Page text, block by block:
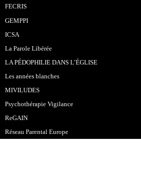
FECRIS
GEMPPI
ICSA
La Parole Libérée
LA PÉDOPHILIE DANS L’ÉGLISE
Les années blanches
MIVILUDES
Psychothérapie Vigilance
ReGAIN
Réseau Parental Europe